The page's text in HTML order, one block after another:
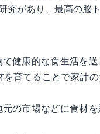
があり、最高の脳ト
健康的な食生活を
育てることで家計
の市場などに食材